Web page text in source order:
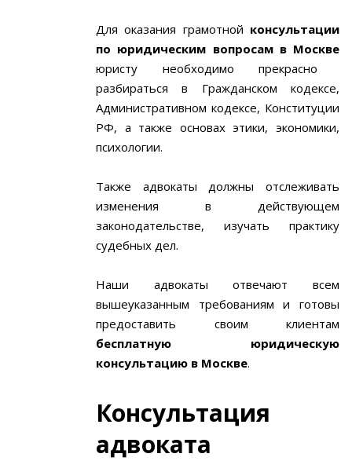
Для оказания грамотной консультации
по юридическим вопросам в Москве
юристу необходимо прекрасно
разбираться в Гражданском кодексе,
Административном кодексе, Конституции
РФ, а также основах этики, экономики,
психологии.
Также адвокаты должны отслеживать
изменения в действующем
законодательстве, изучать практику
судебных дел.
Наши адвокаты отвечают всем
вышеуказанным требованиям и готовы
предоставить своим клиентам
бесплатную юридическую
консультацию в Москве.
Консультация
адвоката